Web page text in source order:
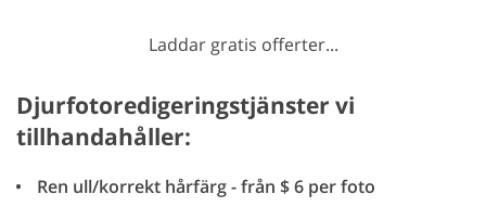
Laddar gratis offerter...
Djurfotoredigeringstjänster vi
tillhandahåller:
Ren ull/korrekt hårfärg - från $ 6 per foto